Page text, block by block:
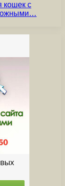
кошек с